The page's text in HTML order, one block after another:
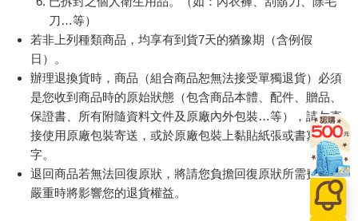
金石堂及銀行均不會請您操作ATM! 如接獲電話要求您前往
ATM提款機，請不要聽從指示，以免受騙上當！
退換貨須知：
**提醒您，鑑賞期不等於試用期，退回商品須為全新狀態**
依據「消費者保護法」第19條及行政院消費者保護處公告之
「通訊交易解除權合理例外情事適用準則」，以下商品購買
後，除商品本身有瑕疵外，將不提供7天的猶豫期：
易於腐敗、保存期限較短或解約時即將逾期。（如：生
鮮食品）
依消費者要求所為之客製化給付。（客製化商品）